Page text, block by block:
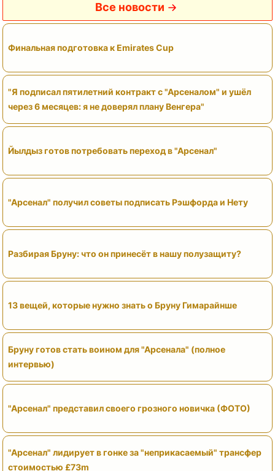
Все новости
Финальная подготовка к Emirates Cup
"Я подписал пятилетний контракт с "Арсеналом" и ушёл
через 6 месяцев: я не доверял плану Венгера"
Йылдыз готов потребовать переход в "Арсенал"
"Арсенал" получил советы подписать Рэшфорда и Нету
Разбирая Бруну: что он принесёт в нашу полузащиту?
13 вещей, которые нужно знать о Бруну Гимарайнше
Бруну готов стать воином для "Арсенала" (полное
интервью)
"Арсенал" представил своего грозного новичка (ФОТО)
"Арсенал" лидирует в гонке за "неприкасаемый" трансфер
стоимостью £73m